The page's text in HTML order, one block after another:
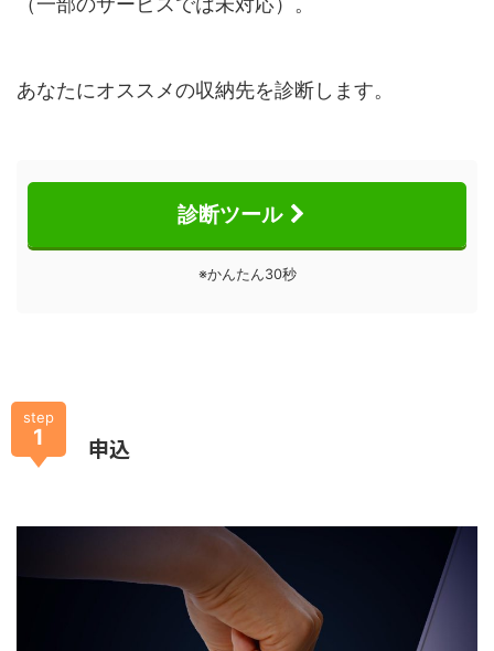
あなたにオススメの収納先を診断します。
診断ツール
※かんたん30秒
step
1 申込